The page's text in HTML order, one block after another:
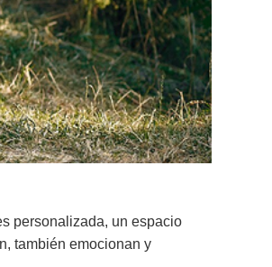
personalizada, un espacio
también emocionan y